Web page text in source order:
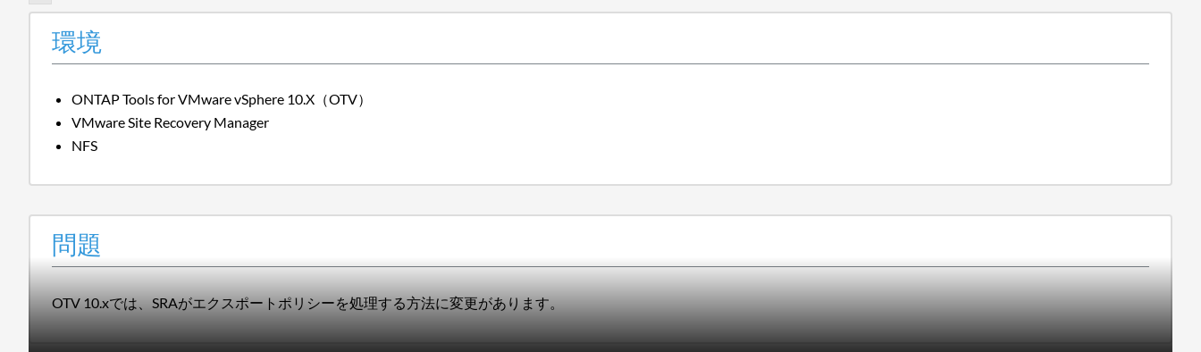
環境
ONTAP Tools for VMware vSphere 10.X（OTV）
VMware Site Recovery Manager
NFS
問題
OTV 10.xでは、SRAがエクスポートポリシーを処理する方法に変更があります。